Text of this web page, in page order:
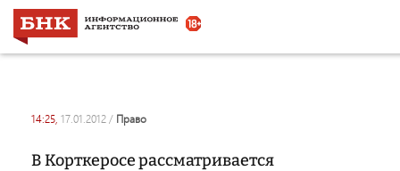
14:25, 17.01.2012 / право
В Корткеросе рассматривается